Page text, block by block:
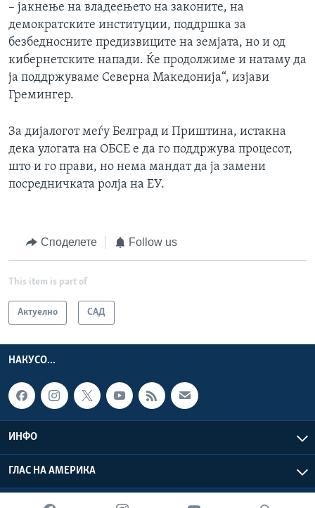
– јакнење на владеењето на законите, на
демократските институции, поддршка за
безбедносните предизвиците на земјата, но и од
кибернетските напади. Ќе продолжиме и натаму да
ја поддржуваме Северна Македонија“, изјави
Гремингер.
За дијалогот меѓу Белград и Приштина, истакна
дека улогата на ОБСЕ е да го поддржува процесот,
што и го прави, но нема мандат да ја замени
посредничката ролја на ЕУ.
Споделете Follow us
This item is part of
Актуелно САД
НАКУСО...
ИНФО
ГЛАС НА АМЕРИКА